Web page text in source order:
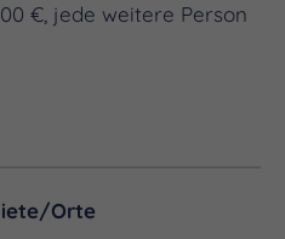
€, jede weitere Person
Orte